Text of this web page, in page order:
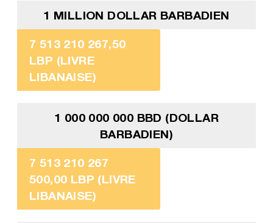
1 MILLION DOLLAR BARBADIEN
7 513 210 267,50
LBP (LIVRE
LIBANAISE)
1 000 000 000 BBD (DOLLAR
BARBADIEN)
7 513 210 267
500,00 LBP (LIVRE
LIBANAISE)